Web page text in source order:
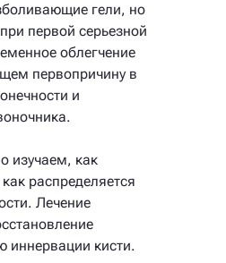
гели, но
первой серьезной
облегчение
первопричину в
и
изучаем, как
распределяется
Лечение
иннервации кисти.